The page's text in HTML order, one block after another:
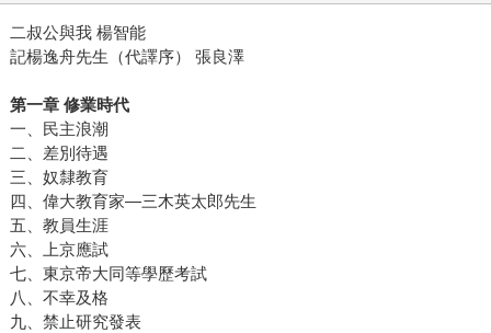
二叔公與我 楊智能
記楊逸舟先生（代譯序） 張良澤
第一章 修業時代
一、民主浪潮
二、差別待遇
三、奴隸教育
四、偉大教育家—三木英太郎先生
五、教員生涯
六、上京應試
七、東京帝大同等學歷考試
八、不幸及格
九、禁止研究發表